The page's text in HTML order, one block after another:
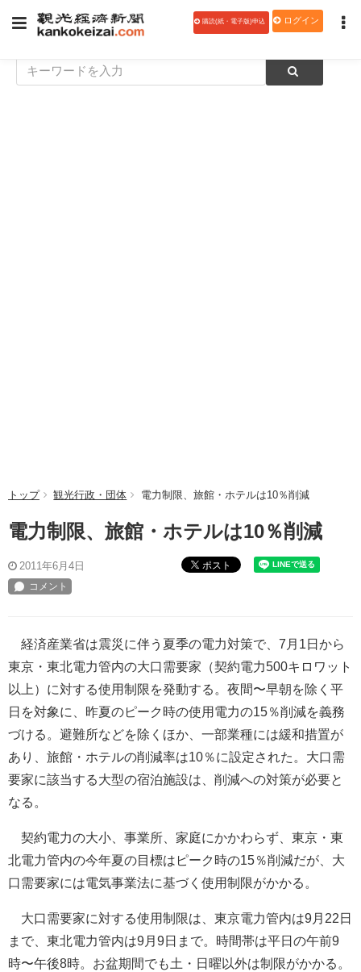
購読(紙・電子版)申込 ログイン
トップ 観光行政・団体 電力制限、旅館・ホテルは10％削減
電力制限、旅館・ホテルは10％削減
2011年6月4日 ポスト
経済産業省は震災に伴う夏季の電力対策で、7月1日から
東京・東北電力管内の大口需要家（契約電力500キロワット
以上）に対する使用制限を発動する。夜間〜早朝を除く平
日を対象に、昨夏のピーク時の使用電力の15％削減を義務
づける。避難所などを除くほか、一部業種には緩和措置が
あり、旅館・ホテルの削減率は10％に設定された。大口需
要家に該当する大型の宿泊施設は、削減への対策が必要と
なる。
契約電力の大小、事業所、家庭にかかわらず、東京・東
北電力管内の今年夏の目標はピーク時の15％削減だが、大
口需要家には電気事業法に基づく使用制限がかかる。
大口需要家に対する使用制限は、東京電力管内は9月22日
まで、東北電力管内は9月9日まで。時間帯は平日の午前9
時〜午後8時。お盆期間でも土・日曜以外は制限がかかる。